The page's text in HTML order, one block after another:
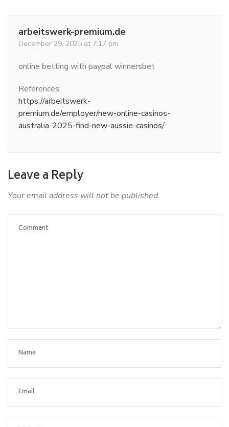
arbeitswerk-premium.de
December 29, 2025 at 7:17 pm
online betting with paypal winnersbet
References:
https://arbeitswerk-
premium.de/employer/new-online-casinos-
australia-2025-find-new-aussie-casinos/
Leave a Reply
Your email address will not be published.